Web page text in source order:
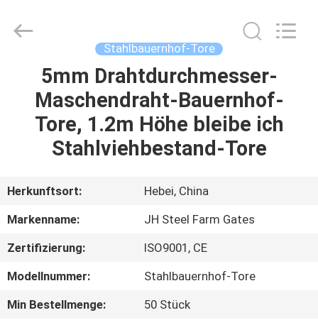
HAUS
PRODUKTE
UNS
AUSFLUG
QUALITÄTSKONTROLLE
Stahlbauernhof-Tore
5mm Drahtdurchmesser-
Maschendraht-Bauernhof-
Tore, 1.2m Höhe bleibe ich
Stahlviehbestand-Tore
Herkunftsort:
Hebei, China
Markenname:
JH Steel Farm Gates
Zertifizierung:
ISO9001, CE
Modellnummer:
Stahlbauernhof-Tore
Min Bestellmenge:
50 Stück